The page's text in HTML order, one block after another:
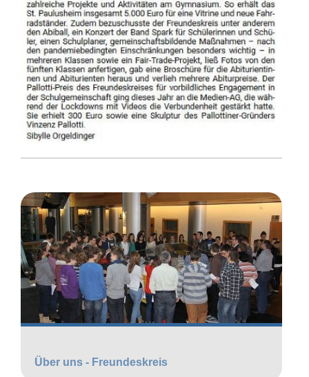
Über uns - Freundeskreis